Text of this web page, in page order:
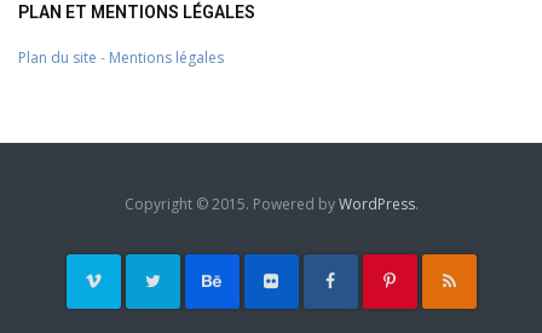
PLAN ET MENTIONS LÉGALES
Plan du site - Mentions légales
Copyright © 2015. Powered byWordPress.